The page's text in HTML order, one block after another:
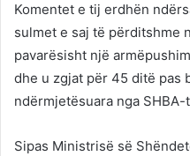
Komentet e tij erdhën
sulmet e saj të përditshme
pavarësisht një
dhe u zgjat për 45 ditë pas
ndërmjetësuara nga SHBA-
Sipas Ministrisë së